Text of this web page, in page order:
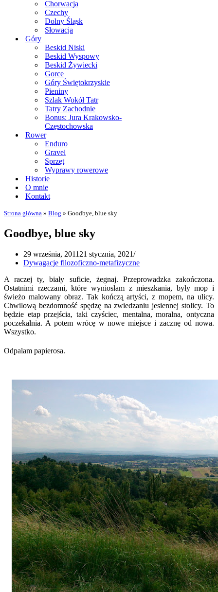
Chorwacja
Czechy
Dolny Śląsk
Słowacja
Góry
Beskid Niski
Beskid Wyspowy
Beskid Żywiecki
Gorce
Góry Świętokrzyskie
Pieniny
Szlak Wokół Tatr
Tatry Zachodnie
Bonus: Jura Krakowsko-
Częstochowska
Rower
Enduro
Gravel
Sprzęt
Wyprawy rowerowe
Historie
O mnie
Kontakt
Strona główna » Blog » Goodbye, blue sky
Goodbye, blue sky
29 września, 2011 21 stycznia, 2021
Dywagacje filozoficzno-metafizyczne
A raczej ty, biały suficie, żegnaj. Przeprowadzka zakończona.
Ostatnimi rzeczami, które wyniosłam z mieszkania, były mop i
świeżo malowany obraz. Tak kończą artyści, z mopem, na ulicy.
Chwilową bezdomność spędzę na zwiedzaniu jesiennej stolicy. To
będzie etap przejścia, taki czyściec, mentalna, moralna, ontyczna
poczekalnia. A potem wrócę w nowe miejsce i zacznę od nowa.
Wszystko.
Odpalam papierosa.